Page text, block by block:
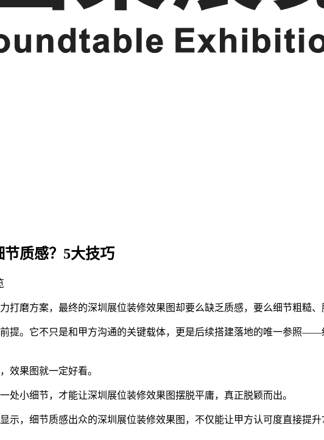
质感？5大技巧
打磨方案，最终的深圳展位装修效果图却要么缺乏质感，要么细节粗糙
提。它不只是和甲方沟通的关键载体，更是后续搭建落地的唯一参照
效果图就一定好看。
处小细节，才能让深圳展位装修效果图摆脱平庸，真正脱颖而出。
示，细节质感出众的深圳展位装修效果图，不仅能让甲方认可度直接提